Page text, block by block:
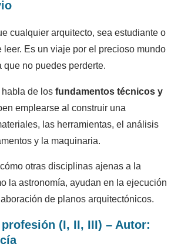
cualquier arquitecto, sea estudiante o
leer. Es un viaje por el precioso mundo
que no puedes perderte.
habla de los fundamentos técnicos y
emplearse al construir una
las herramientas, el análisis
y la maquinaria.
otras disciplinas ajenas a la
la astronomía, ayudan en la ejecución
de planos arquitectónicos.
(I, II, III) – Autor: